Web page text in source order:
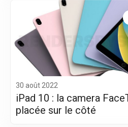
30 août 2022
iPad 10 : la camera
placée sur le côté